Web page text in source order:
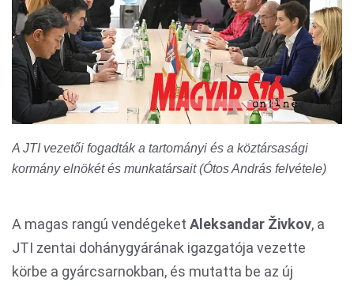
A JTI vezetői fogadták a tartományi és a köztársasági
kormány elnökét és munkatársait (Ótos András felvétele)
A magas rangú vendégeket Aleksandar Živkov, a
JTI zentai dohánygyárának igazgatója vezette
körbe a gyárcsarnokban, és mutatta be az új